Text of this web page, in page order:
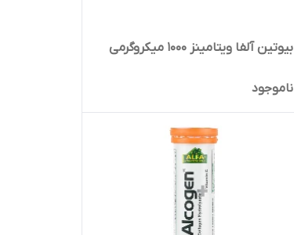
بیوتین آلفا ویتامینز 1000 میکروگرمی
ناموجود